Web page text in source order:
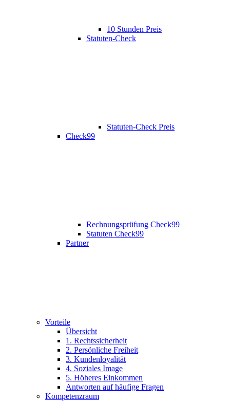
10 Stunden Preis
Statuten-Check
Statuten-Check Preis
Check99
Rechnungsprüfung Check99
Statuten Check99
Partner
Vorteile
Übersicht
1. Rechtssicherheit
2. Persönliche Freiheit
3. Kundenloyalität
4. Soziales Image
5. Höheres Einkommen
Antworten auf häufige Fragen
Kompetenzraum